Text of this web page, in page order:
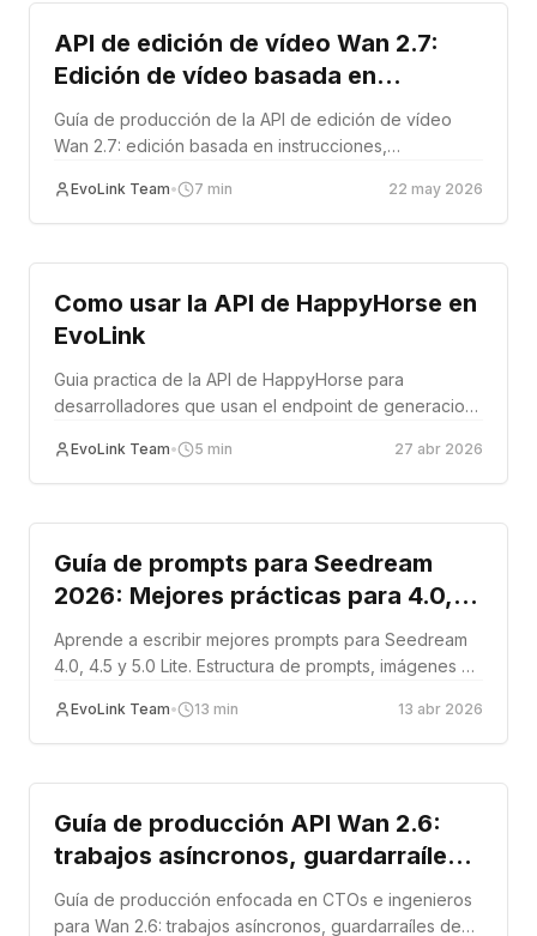
API de edición de vídeo Wan 2.7:
Edición de vídeo basada en
instrucciones para flujos de trabajo
de producción
Guía de producción de la API de edición de vídeo
Wan 2.7: edición basada en instrucciones,
ediciones guiadas por referencia, precios y patrones
de integración.
EvoLink Team• 7 min 22 may 2026
Tutorial
Como usar la API de HappyHorse en
EvoLink
Guia practica de la API de HappyHorse para
desarrolladores que usan el endpoint de generacion
EvoLink Team• 5 min 27 abr 2026
Tutorial
Guía de prompts para Seedream
2026: Mejores prácticas para 4.0,
4.5 y 5.0 Lite
Aprende a escribir mejores prompts para Seedream
4.0, 4.5 y 5.0 Lite. Estructura de prompts, imágenes de
específicos por versión.
EvoLink Team• 13 min 13 abr 2026
Tutorial
Guía de producción API Wan 2.6:
trabajos asíncronos, guardarraíles
de presupuesto e integración para
ingenieros
Guía de producción enfocada en CTOs e ingenieros
para Wan 2.6: trabajos asíncronos, guardarraíles de